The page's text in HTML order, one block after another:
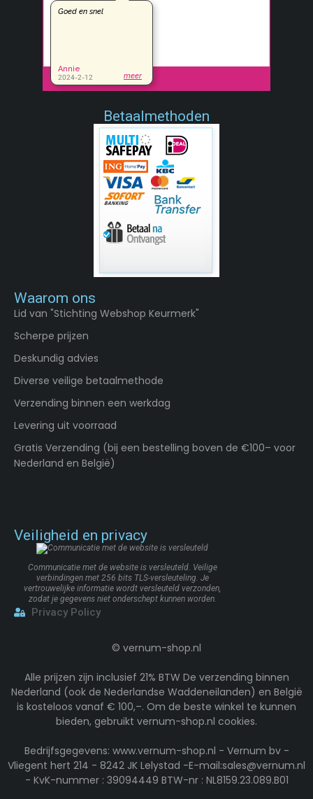
Betaalmethoden
Waarom ons
Lid van "Stichting Webshop Keurmerk"
Scherpe prijzen
Deskundig advies
Diverse veilige betaalmethode
Verzending binnen een werkdag
Levering uit voorraad
Gratis Verzending (bij een bestelling boven de €100– voor
Nederland en België)
Veiligheid en privacy
Communicatie met de website is versleuteld. Veilige
verbindingen met 256 bits TLS-versleuteling. Je
vertrouwelijke informatie wordt versleuteld verzonden,
zodat je gegevens niet onderschept kunnen worden.
Privacy Policy
© vernum-shop.nl
Alle prijzen zijn inclusief 21% BTW De verzending binnen
Nederland (ook de Nederlandse Waddeneilanden) en België
is kosteloos vanaf € 100,–. Om de beste winkel te kunnen
bieden, gebruikt vernum-shop.nl cookies.
Bedrijfsgegevens: www.vernum-shop.nl - Vernum bv -
Vliegent hert 214 - 8242 JK Lelystad -E-mail:sales@vernum.nl
- KvK-nummer : 39094449 BTW-nr : NL8159.23.089.B01